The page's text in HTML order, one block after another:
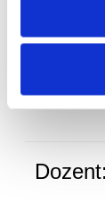
Das
sowie an
Verträge